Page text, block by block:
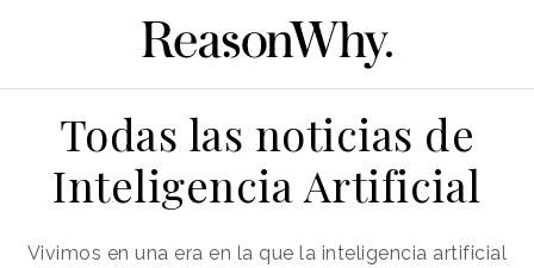
Todas las noticias de
Inteligencia Artificial
Vivimos en una era en la que la inteligencia artificial